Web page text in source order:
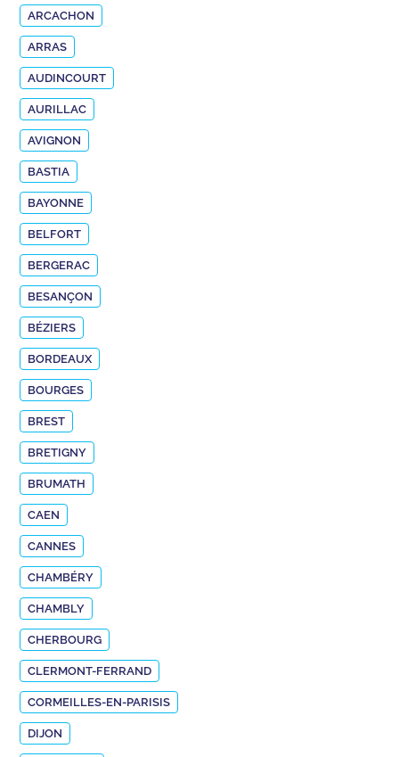
ARCACHON
ARRAS
AUDINCOURT
AURILLAC
AVIGNON
BASTIA
BAYONNE
BELFORT
BERGERAC
BESANÇON
BÉZIERS
BORDEAUX
BOURGES
BREST
BRETIGNY
BRUMATH
CAEN
CANNES
CHAMBÉRY
CHAMBLY
CHERBOURG
CLERMONT-FERRAND
CORMEILLES-EN-PARISIS
DIJON